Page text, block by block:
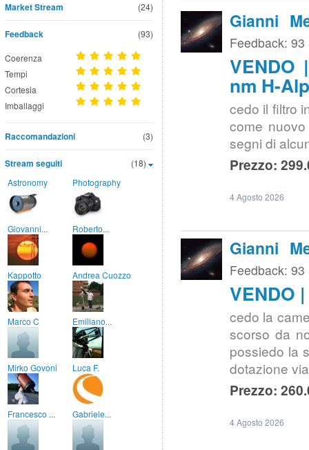
(24)
Market Stream
Feedback (93)
Coerenza
Tempi
Cortesia
Imballaggi
(3)
Raccomandazioni
(18)
Stream seguiti
Astronomy Photography
Giovanni... Roberto...
Kappotto Andrea Cuozzo
Marco C Emiliano...
Mirko Govoni Luca F.
Francesco ... Gabriele...
Gianni
Feedback: 93
VENDO
nm H-
cedo il filtro
come
segni di
Prezzo:
4 Agosto 2026
Gianni
Feedback: 93
VENDO
cedo la
scorso da
possiedo la
dotazione
Prezzo:
4 Agosto 2026